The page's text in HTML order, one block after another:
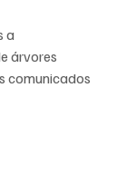
a
árvores
comunicados